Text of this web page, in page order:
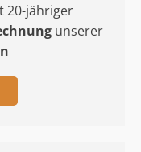
20-jähriger
unserer